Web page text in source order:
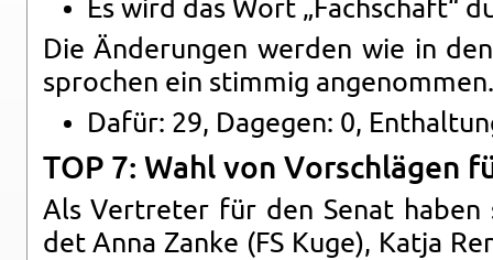
Es wird das Wort „Fach­schaft“
Die Än­de­run­gen wer­den wie in
spro­chen ein stim­mig an­ge­nom­men.
Dafür: 29, Da­ge­gen: 0,
TOP 7: Wahl von Vor­schlä­gen
Als Ver­tre­ter für den Senat
det Anna Zanke (FS Kuge), Katja